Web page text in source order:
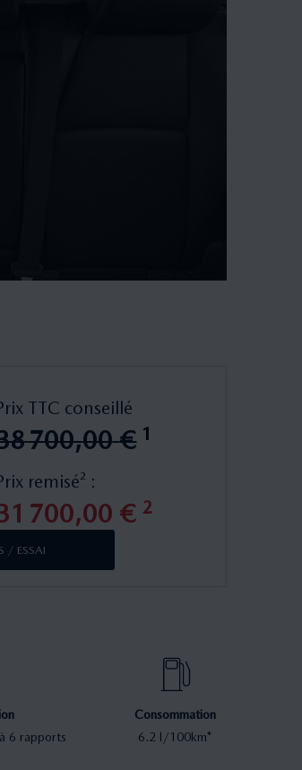
TTC conseillé
700,00 € 1
remisé² :
700,00 € 2
/ ESSAI
6 rapports
Consommation
6.2 l/100km*